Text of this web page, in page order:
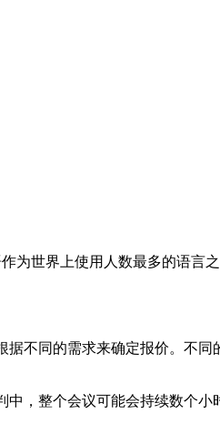
世界上使用人数最多的语言
不同的需求来确定报价。不同
，整个会议可能会持续数个小